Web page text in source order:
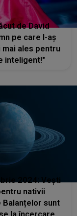
de David
pe care l-aş
ales pentru
inteligent!"
2024: Vești
nativii
Balanțelor sunt